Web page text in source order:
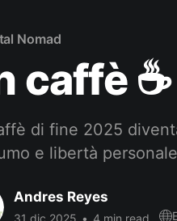
Nomad
caffè
di fine 2025
e libertà
Andres Reyes
31 dic 2025 • 4 min read